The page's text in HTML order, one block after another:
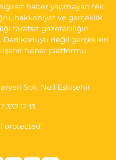
Al
haber yapmayan tek
hakkaniyet ve gerçeklik
tarafsız gazeteciliğin
Dedikoduyu değil gerçekleri
haber platformu.
Sok. No:1 Eskişehir
332 12 13
protected]